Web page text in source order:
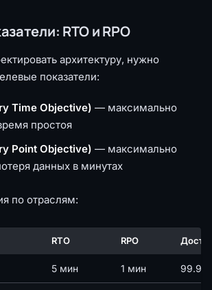
RTO и RPO
архитектуру, нужно
показатели:
Time Objective) — максимально
простоя
Point Objective) — максимально
данных в минутах
по отраслям:
RTO RPO
5 мин 1 мин